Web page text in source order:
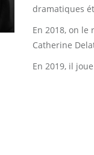
dramatiques
En 2018, on le
Catherine
En 2019, il